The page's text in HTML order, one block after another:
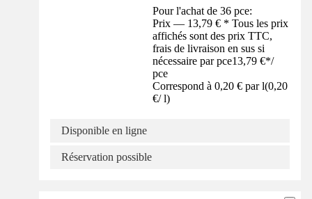
Pour l'achat de 36 pce:
Prix — 13,79 € * Tous les prix
affichés sont des prix TTC,
frais de livraison en sus si
nécessaire par pce13,79 €*/
pce
Correspond à 0,20 € par l(0,20
€/ l)
Disponible en ligne
Réservation possible